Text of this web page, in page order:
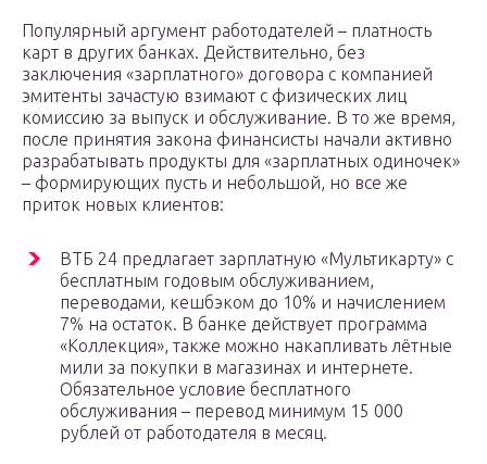
Популярный аргумент работодателей – платность
карт в других банках. Действительно, без
заключения «зарплатного» договора с компанией
эмитенты зачастую взимают с физических лиц
комиссию за выпуск и обслуживание. В то же время,
после принятия закона финансисты начали активно
разрабатывать продукты для «зарплатных одиночек»
– формирующих пусть и небольшой, но все же
приток новых клиентов:
ВТБ 24 предлагает зарплатную «Мультикарту» с
бесплатным годовым обслуживанием,
переводами, кешбэком до 10% и начислением
7% на остаток. В банке действует программа
«Коллекция», также можно накапливать лётные
мили за покупки в магазинах и интернете.
Обязательное условие бесплатного
обслуживания – перевод минимум 15 000
рублей от работодателя в месяц.